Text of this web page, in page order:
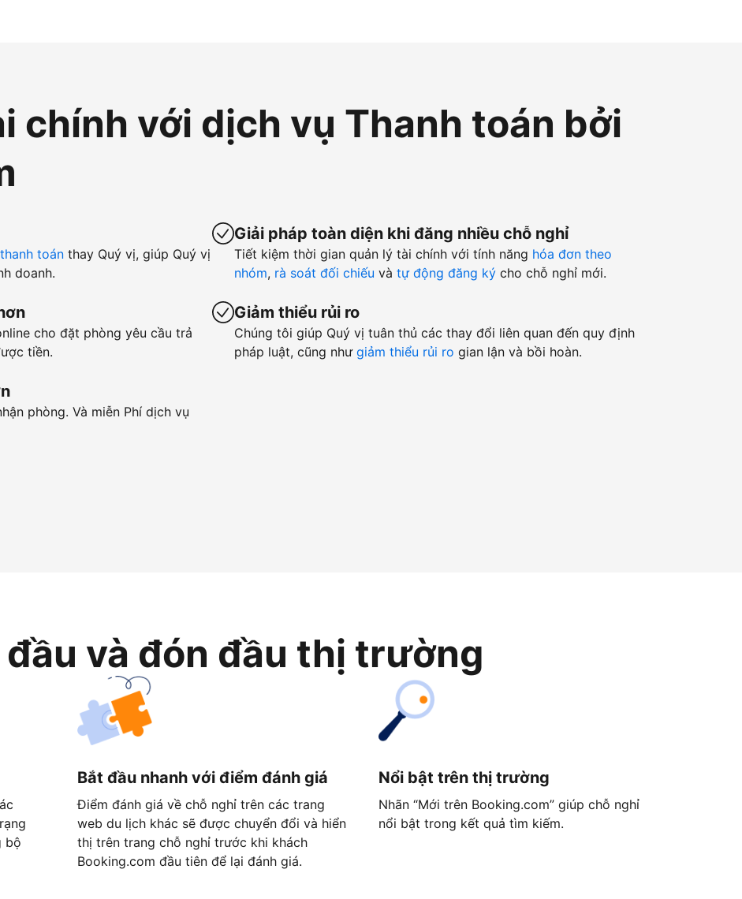
chính với dịch vụ Thanh toán bởi
toán thay Quý vị, giúp Quý vị
doanh.
cho đặt phòng yêu cầu trả
tiền.
phòng. Và miễn Phí dịch vụ
Giải pháp toàn diện khi đăng nhiều chỗ nghỉ
Tiết kiệm thời gian quản lý tài chính với tính năng hóa đơn theo
nhóm, rà soát đối chiếu và tự động đăng ký cho chỗ nghỉ mới.
Giảm thiểu rủi ro
Chúng tôi giúp Quý vị tuân thủ các thay đổi liên quan đến quy định
pháp luật, cũng như giảm thiểu rủi ro gian lận và bồi hoàn.
và đón đầu thị trường
bộ
Bắt đầu nhanh với điểm đánh giá
Điểm đánh giá về chỗ nghỉ trên các trang
web du lịch khác sẽ được chuyển đổi và hiển
thị trên trang chỗ nghỉ trước khi khách
Booking.com đầu tiên để lại đánh giá.
Nổi bật trên thị trường
Nhãn “Mới trên Booking.com” giúp chỗ nghỉ
nổi bật trong kết quả tìm kiếm.